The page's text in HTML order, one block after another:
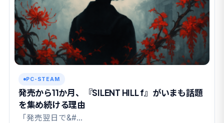
PC-STEAM
発売から11か月、『SILENT HILL f』がいまも話題
を集め続ける理由
「発売翌日で&#…